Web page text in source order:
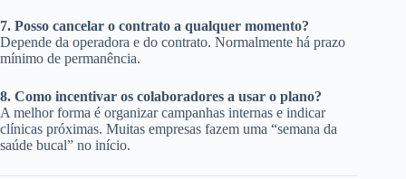
7. Posso cancelar o contrato a qualquer momento?
Depende da operadora e do contrato. Normalmente há prazo
mínimo de permanência.
8. Como incentivar os colaboradores a usar o plano?
A melhor forma é organizar campanhas internas e indicar
clínicas próximas. Muitas empresas fazem uma “semana da
saúde bucal” no início.